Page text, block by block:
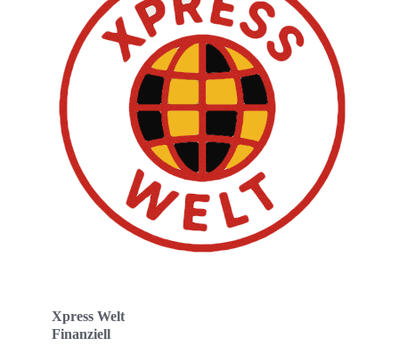
Xpress Welt
Finanziell